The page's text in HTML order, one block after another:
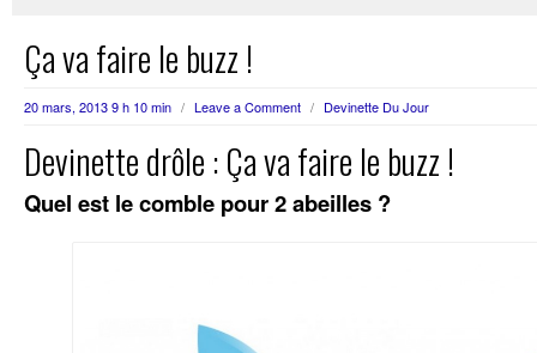
Ça va faire le buzz !
20 mars, 2013 9 h 10 min / Leave a Comment / Devinette Du Jour
Devinette drôle : Ça va faire le buzz !
Quel est le comble pour 2 abeilles ?